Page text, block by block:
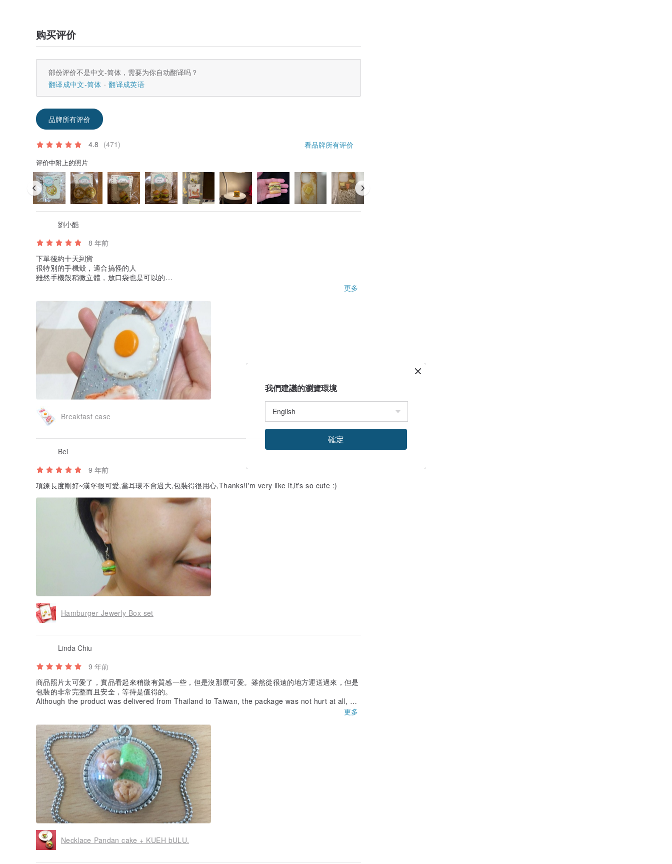
购买评价
部份评价不是中文-简体，需要为你自动翻译吗？
翻译成中文-简体
翻译成英语
品牌所有评价
4.8 (471) 看品牌所有评价
评价中附上的照片
劉小酷
8 年前
下單後約十天到貨
很特別的手機殼，適合搞怪的人
雖然手機殼稍微立體，放口袋也是可以的
It takes 10 days after I ordered, it’s worth. Very special.
Especially for the person who don’t like use the same cover with other people.
Looking forward to your brand new design.
更多
Breakfast case
Bei
9 年前
項鍊長度剛好~漢堡很可愛,當耳環不會過大,包裝得很用心,Thanks!I'm very like it,it's so cute :)
Hamburger Jewerly Box set
Linda Chiu
9 年前
商品照片太可愛了，實品看起來稍微有質感一些，但是沒那麼可愛。雖然從很遠的地方運送過來，但是
包裝的非常完整而且安全，等待是值得的。
Although the product was delivered from Thailand to Taiwan, the package was not hurt at all, an
d the protection to the product is very good. The product itself is cute. Thanks for the designer's
更多
Necklace Pandan cake + KUEH bULU.
我們建議的瀏覽環境
確定